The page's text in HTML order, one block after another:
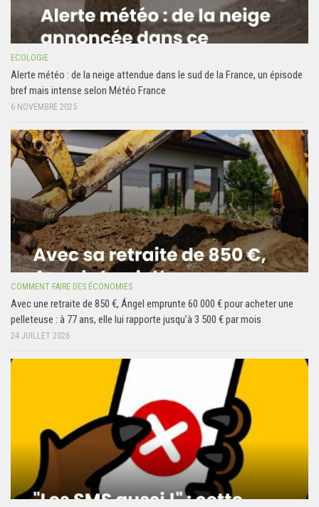
ECOLOGIE
Alerte météo : de la neige attendue dans le sud de la France, un épisode
bref mais intense selon Météo France
6 NOVEMBRE 2025
COMMENT FAIRE DES ÉCONOMIES
Avec une retraite de 850 €, Ángel emprunte 60 000 € pour acheter une
pelleteuse : à 77 ans, elle lui rapporte jusqu’à 3 500 € par mois
24 JUILLET 2026